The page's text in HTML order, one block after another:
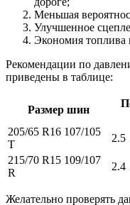
Меньшая
Улучшенное
Экономия топлива
Рекомендации по
приведены в таблице:
Размер шин
205/65 R16 107/105
T
2.5
215/70 R15 109/107
R
2.4
Желательно проверять